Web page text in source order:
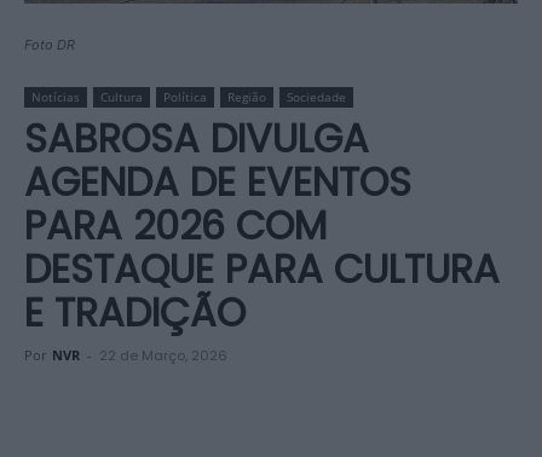
Foto DR
Notícias Cultura Política Região Sociedade
SABROSA DIVULGA
AGENDA DE EVENTOS
PARA 2026 COM
DESTAQUE PARA CULTURA
E TRADIÇÃO
Por NVR - 22 de Março, 2026